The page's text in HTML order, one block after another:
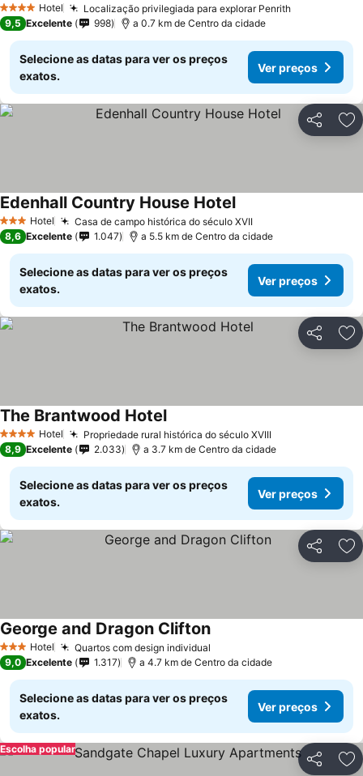
4 EstrelasHotel Localização privilegiada para explorar Penrith
9,5 Excelente 998 a 0.7 km de Centro da cidade
Selecione as datas para ver os preços
exatos.
Ver preços
Partilhar
3 EstrelasHotel Casa de campo histórica do século XVII
Edenhall Country House Hotel
8,6 Excelente 1.047 a 5.5 km de Centro da cidade
Selecione as datas para ver os preços
exatos.
Ver preços
Partilhar
4 EstrelasHotel Propriedade rural histórica do século XVIII
The Brantwood Hotel
8,9 Excelente 2.033 a 3.7 km de Centro da cidade
Selecione as datas para ver os preços
exatos.
Ver preços
Partilhar
3 EstrelasHotel Quartos com design individual
George and Dragon Clifton
9,0 Excelente 1.317 a 4.7 km de Centro da cidade
Selecione as datas para ver os preços
exatos.
Ver preços
Partilhar
Escolha popular